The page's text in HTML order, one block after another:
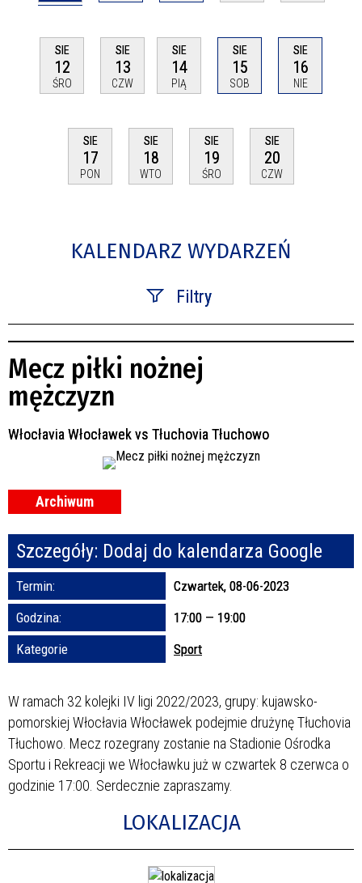
SIE
12
ŚRO
SIE
13
CZW
SIE
14
PIĄ
SIE
15
SOB
SIE
16
NIE
SIE
17
PON
SIE
18
WTO
SIE
19
ŚRO
SIE
20
CZW
KALENDARZ WYDARZEŃ
Filtry
Kategoria
Promowane
Mecz piłki nożnej
mężczyzn
Włocłavia Włocławek vs Tłuchovia Tłuchowo
Archiwum
Szczegóły: Dodaj do kalendarza Google
Termin:
Czwartek, 08-06-2023
Godzina:
17:00 — 19:00
Kategorie
Sport
W ramach 32 kolejki IV ligi 2022/2023, grupy: kujawsko-
pomorskiej Włocłavia Włocławek podejmie drużynę Tłuchovia
Tłuchowo. Mecz rozegrany zostanie na Stadionie Ośrodka
Sportu i Rekreacji we Włocławku już w czwartek 8 czerwca o
godzinie 17:00. Serdecznie zapraszamy.
LOKALIZACJA